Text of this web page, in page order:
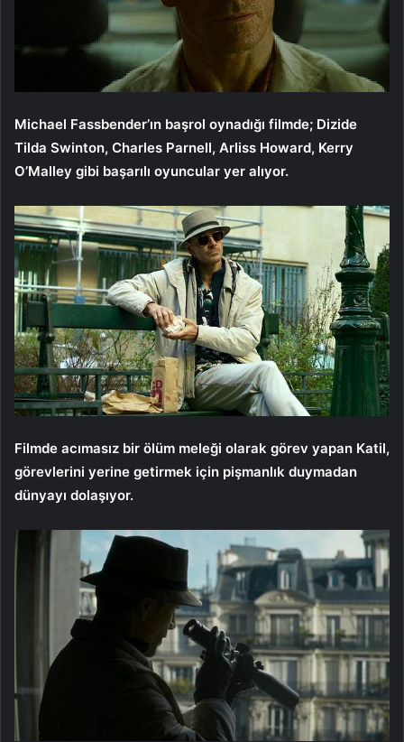
Michael Fassbender’ın başrol oynadığı filmde; Dizide
Tilda Swinton, Charles Parnell, Arliss Howard, Kerry
O’Malley gibi başarılı oyuncular yer alıyor.
Filmde acımasız bir ölüm meleği olarak görev yapan Katil,
görevlerini yerine getirmek için pişmanlık duymadan
dünyayı dolaşıyor.